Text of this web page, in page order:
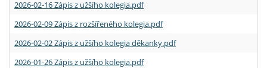
2026-02-16 Zápis z užšího kolegia.pdf
2026-02-09 Zápis z rozšířeného kolegia.pdf
2026-02-02 Zápis z užšího kolegia děkanky.pdf
2026-01-26 Zápis z užšího kolegia.pdf